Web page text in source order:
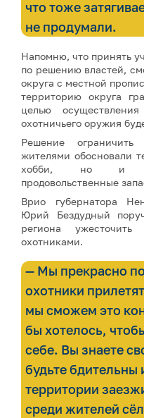
что тоже
не продумали.
Напомню, что принять
по решению властей,
округа с местной
территорию округа
целью
охотничьего оружия
Решение
жителями обосновали
хобби, но и
продовольственные
Врио губернатора
Юрий Бездудный
региона
охотниками.
— Мы прекрасно
охотники
мы сможем это
бы хотелось,
себе. Вы знаете
будьте бдительны
территории
среди жителей